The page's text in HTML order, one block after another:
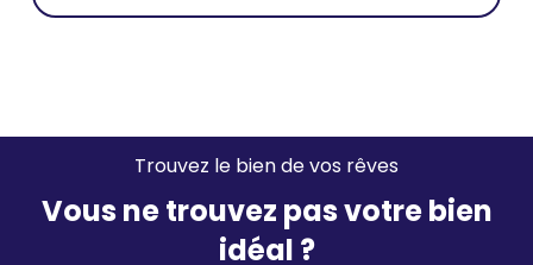
Trouvez le bien de vos rêves
Vous ne trouvez pas votre bien
idéal ?